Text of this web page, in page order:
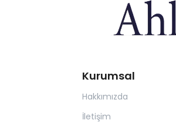
Kurumsal
Hakkımızda
İletişim